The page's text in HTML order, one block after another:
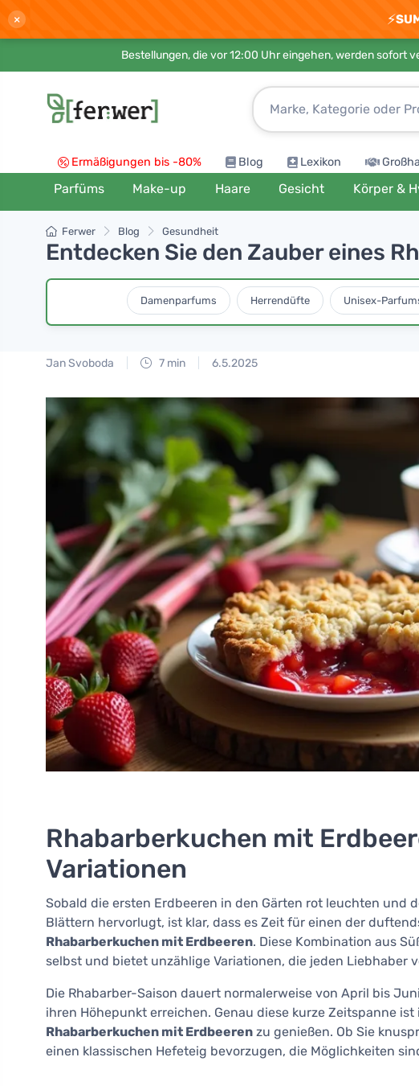
× ⚡
Bestellungen, die vor 12:00 Uhr eingehen, werden sofort
Ermäßigungen bis -80% Blog Lexikon
Parfüms Make-up Haare Gesicht Körper &
Ferwer Blog Gesundheit
Entdecken Sie den Zauber eines
Damenparfums Herrendüfte Unisex-
Jan Svoboda 7 min 6.5.2025
Rhabarberkuchen mit
Variationen
Sobald die ersten Erdbeeren in den Gärten rot leuchten und
Blättern hervorlugt, ist klar, dass es Zeit für einen der
Rhabarberkuchen mit Erdbeeren. Diese Kombination aus
selbst und bietet unzählige Variationen, die jeden Liebhaber
Die Rhabarber-Saison dauert normalerweise von April bis
ihren Höhepunkt erreichen. Genau diese kurze Zeitspanne
Rhabarberkuchen mit Erdbeeren zu genießen. Ob Sie
einen klassischen Hefeteig bevorzugen, die Möglichkeiten